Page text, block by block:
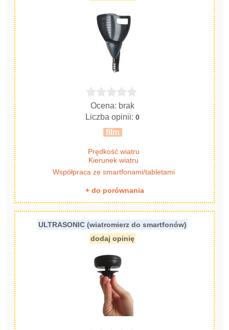
Ocena: brak
Liczba opinii:0
film
Prędkość wiatru
Kierunek wiatru
Współpraca ze smartfonami/tabletami
+ do porównania
ULTRASONIC (wiatromierz do smartfonów)
dodaj opinię